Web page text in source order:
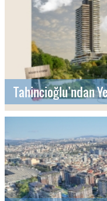
Tahincioğlu’ndan